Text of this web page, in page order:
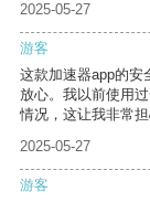
2025-05-27
游客
这款加速器app的安
放心。我以前使用
情况，这让我非常担
2025-05-27
游客